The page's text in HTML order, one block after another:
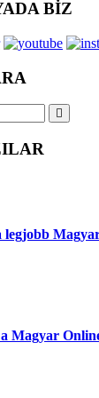
BİZ
legjobb
Magyar